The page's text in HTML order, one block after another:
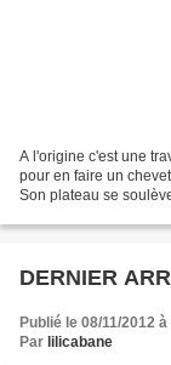
A l'origine c'est une
pour en faire un
Son plateau se
DERNIER
Publié le 08/11/2012
Par lilicabane